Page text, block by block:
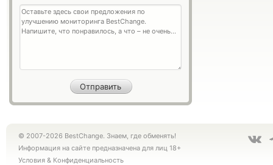
© 2007-2026 BestChange. Знаем, где обменять!
Информация на сайте предназначена для лиц 18+
Условия & Конфиденциальность